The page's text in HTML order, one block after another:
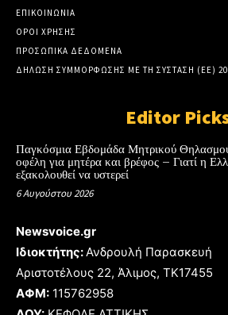
ΕΠΙΚΟΙΝΩΝΙΑ
ΟΡΟΙ ΧΡΗΣΗΣ
ΠΡΟΣΩΠΙΚΑ ΔΕΔΟΜΕΝΑ
ΔΗΛΩΣΗ ΣΥΜΜΟΡΦΩΣΗΣ ΜΕ ΤΗ ΣΥΣΤΑΣΗ (ΕΕ)
Editor
Παγκόσμια Εβδομάδα Μητρικού
οφέλη για μητέρα και βρέφος – Γιατί η
εξακολουθεί να υστερεί
6 Αυγούστου 2026
Newsvoice.gr
Ιδιοκτήτης: Ανδρουλή Παρασκευή
Αριστοτέλους 22, Άλιμος, TK17455
ΑΦΜ: 115762958